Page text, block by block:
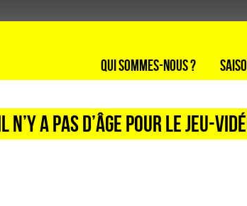
Qui sommes-nous ?
Il n’y a pas d’âge pour le jeu-